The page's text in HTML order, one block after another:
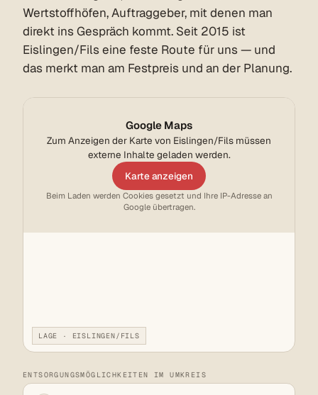
Wertstoffhöfen, Auftraggeber, mit denen man
direkt ins Gespräch kommt. Seit 2015 ist
Eislingen/Fils eine feste Route für uns — und
das merkt man am Festpreis und an der Planung.
Google Maps
Zum Anzeigen der Karte von Eislingen/Fils müssen
externe Inhalte geladen werden.
Karte anzeigen
Beim Laden werden Cookies gesetzt und Ihre IP-Adresse an
Google übertragen.
LAGE · EISLINGEN/FILS
ENTSORGUNGSMÖGLICHKEITEN IM UMKREIS